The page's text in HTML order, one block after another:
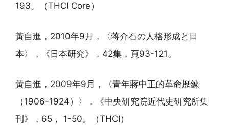
193。（THCI Core）
黃自進，2010年9月，〈蒋介石の人格形成と日
本〉，《日本研究》，42集，頁93-121。
黃自進，2009年9月，〈青年蔣中正的革命歷練
（1906-1924）〉，《中央研究院近代史研究所集
刊》，65， 1-50。（THCI）